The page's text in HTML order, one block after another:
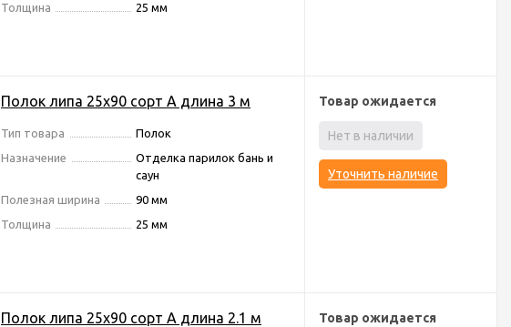
Толщина
25 мм
Полок липа 25х90 сорт А длина 3 м
Тип товара
Полок
Назначение
Отделка парилок бань и
саун
Полезная ширина
90 мм
Толщина
25 мм
Товар ожидается
Нет в наличии
Уточнить наличие
Полок липа 25х90 сорт А длина 2.1 м Товар ожидается